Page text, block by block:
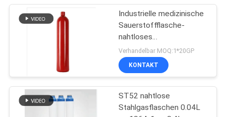
SITEMAP
DATENSCHUTZRICHTLINIE
Schaum-und
Feuerlöscher
11
Industrielle medizinische
Sauerstoffflasche-
nahtloses
Stahlgasflaschen PED-
en ISO9001
Verhandelbar MOQ:1*20GP
KONTAKT
ST52 nahtlose
Stahlgasflaschen 0.04L